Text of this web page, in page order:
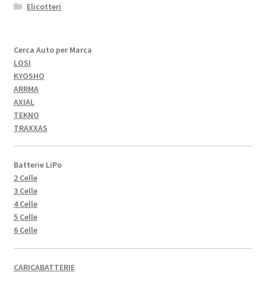
Elicotteri
Cerca Auto per Marca
LOSI
KYOSHO
ARRMA
AXIAL
TEKNO
TRAXXAS
Batterie LiPo
2 Celle
3 Celle
4 Celle
5 Celle
6 Celle
CARICABATTERIE